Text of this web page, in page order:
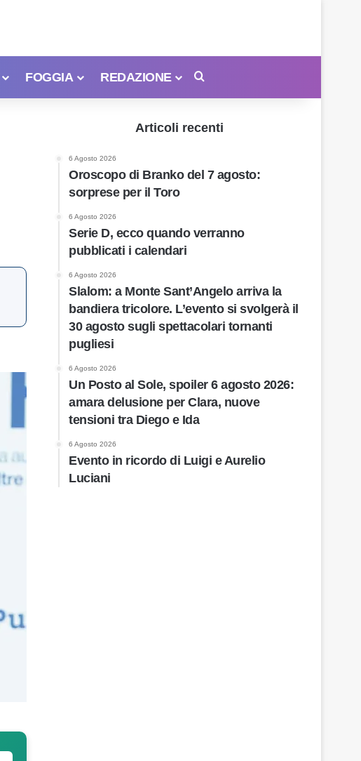
FOGGIA REDAZIONE
Articoli recenti
6 Agosto 2026
Oroscopo di Branko del 7 agosto:
sorprese per il Toro
6 Agosto 2026
Serie D, ecco quando verranno
pubblicati i calendari
6 Agosto 2026
Slalom: a Monte Sant’Angelo arriva la
bandiera tricolore. L’evento si svolgerà il
30 agosto sugli spettacolari tornanti
pugliesi
6 Agosto 2026
Un Posto al Sole, spoiler 6 agosto 2026:
amara delusione per Clara, nuove
tensioni tra Diego e Ida
6 Agosto 2026
Evento in ricordo di Luigi e Aurelio
Luciani